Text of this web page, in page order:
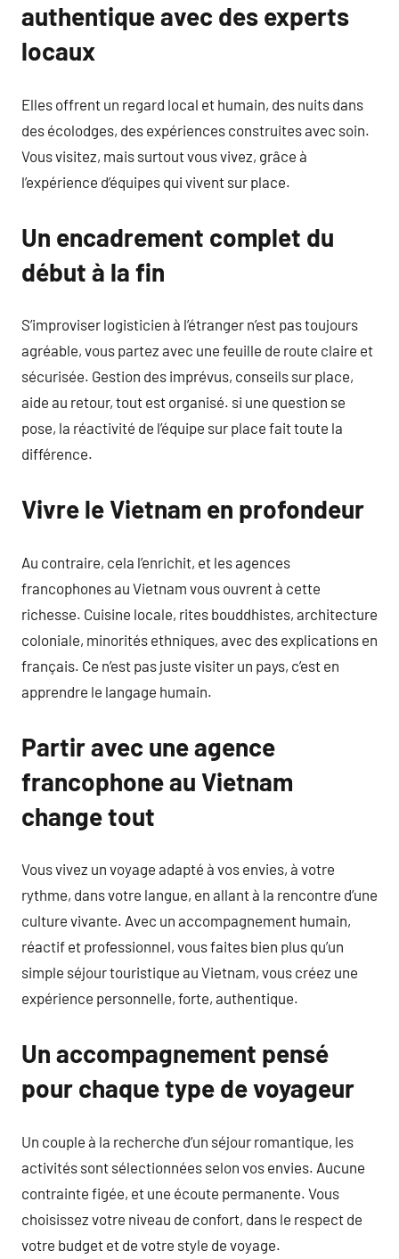
authentique avec des experts
locaux
Elles offrent un regard local et humain, des nuits dans
des écolodges, des expériences construites avec soin.
Vous visitez, mais surtout vous vivez, grâce à
l’expérience d’équipes qui vivent sur place.
Un encadrement complet du
début à la fin
S’improviser logisticien à l’étranger n’est pas toujours
agréable, vous partez avec une feuille de route claire et
sécurisée. Gestion des imprévus, conseils sur place,
aide au retour, tout est organisé. si une question se
pose, la réactivité de l’équipe sur place fait toute la
différence.
Vivre le Vietnam en profondeur
Au contraire, cela l’enrichit, et les agences
francophones au Vietnam vous ouvrent à cette
richesse. Cuisine locale, rites bouddhistes, architecture
coloniale, minorités ethniques, avec des explications en
français. Ce n’est pas juste visiter un pays, c’est en
apprendre le langage humain.
Partir avec une agence
francophone au Vietnam
change tout
Vous vivez un voyage adapté à vos envies, à votre
rythme, dans votre langue, en allant à la rencontre d’une
culture vivante. Avec un accompagnement humain,
réactif et professionnel, vous faites bien plus qu’un
simple séjour touristique au Vietnam, vous créez une
expérience personnelle, forte, authentique.
Un accompagnement pensé
pour chaque type de voyageur
Un couple à la recherche d’un séjour romantique, les
activités sont sélectionnées selon vos envies. Aucune
contrainte figée, et une écoute permanente. Vous
choisissez votre niveau de confort, dans le respect de
votre budget et de votre style de voyage.